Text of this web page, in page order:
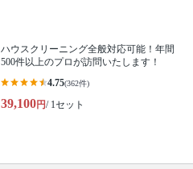
ハウスクリーニング全般対応可能！年間
500件以上のプロが訪問いたします！
4.75(362件)
39,100円/ 1セット